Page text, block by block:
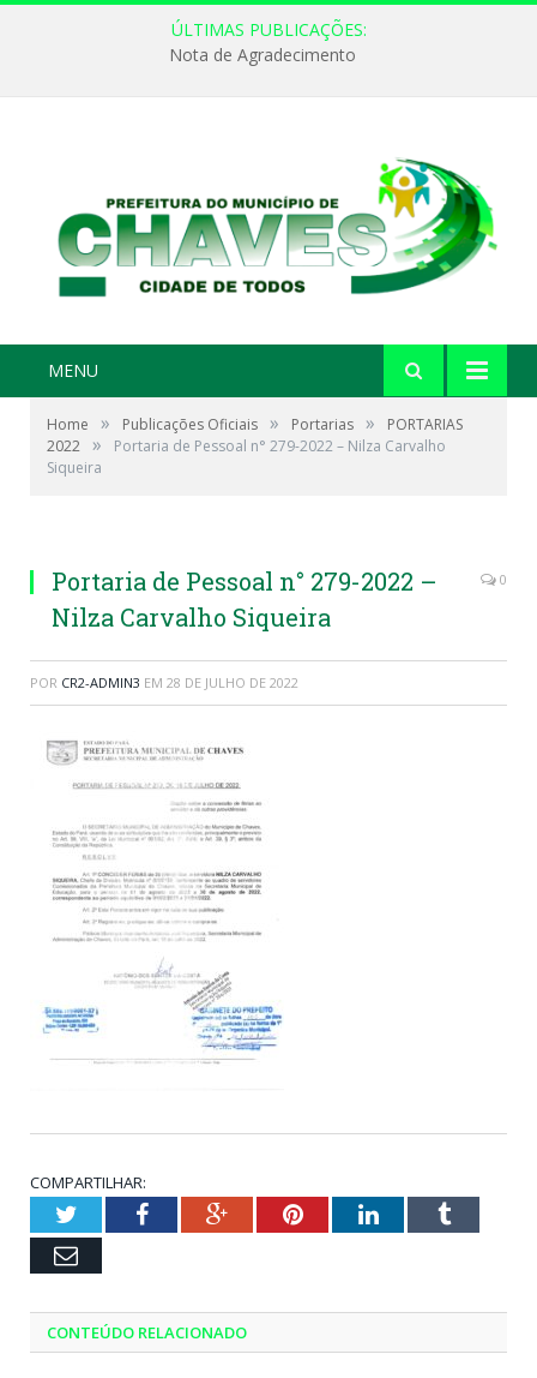
ÚLTIMAS PUBLICAÇÕES:
Nota de Agradecimento
MENU
Home » Publicações Oficiais » Portarias »
PORTARIAS
2022 »
Portaria de Pessoal n° 279-2022 – Nilza Carvalho
Siqueira
Portaria de Pessoal n° 279-2022 –
Nilza Carvalho Siqueira
0
POR CR2-ADMIN3 EM 28 DE JULHO DE 2022
COMPARTILHAR:
TwitterFacebookGoogle+PinterestLinkedInTumblr
Email
CONTEÚDO RELACIONADO